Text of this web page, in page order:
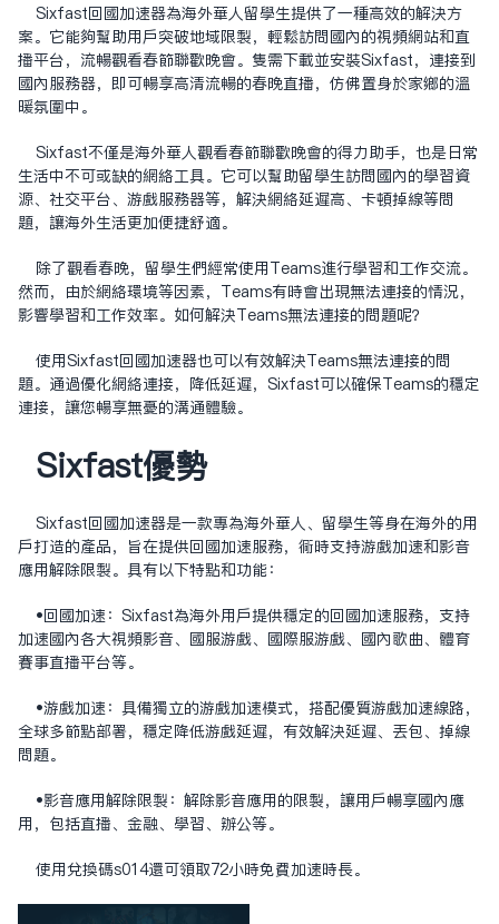
Sixfast回国加速器为海外华人留学生提供了一种高效的解决方
案。它能够帮助用户突破地域限制，轻松访问国内的视频网站和直
播平台，流畅观看春节联欢晚会。只需下载并安装Sixfast，连接到
国内服务器，即可畅享高清流畅的春晚直播，仿佛置身于家乡的温
暖氛围中。
Sixfast不仅是海外华人观看春节联欢晚会的得力助手，也是日常
生活中不可或缺的网络工具。它可以帮助留学生访问国内的学习资
源、社交平台、游戏服务器等，解决网络延迟高、卡顿掉线等问
题，让海外生活更加便捷舒适。
除了观看春晚，留学生们经常使用Teams进行学习和工作交流。
然而，由于网络环境等因素，Teams有时会出现无法连接的情况，
影响学习和工作效率。如何解决Teams无法连接的问题呢？
使用Sixfast回国加速器也可以有效解决Teams无法连接的问
题。通过优化网络连接，降低延迟，Sixfast可以确保Teams的稳定
连接，让您畅享无忧的沟通体验。
Sixfast优势
‌Sixfast回国加速器‌是一款专为海外华人、留学生等身在海外的用
户打造的产品，旨在提供回国加速服务，同时支持游戏加速和影音
应用解除限制。具有以下特点和功能：
•‌回国加速‌：Sixfast为海外用户提供稳定的回国加速服务，支持
加速国内各大视频影音、国服游戏、国际服游戏、国内歌曲、体育
赛事直播平台等。
•‌游戏加速‌：具备独立的游戏加速模式，搭配优质游戏加速线路，
全球多节点部署，稳定降低游戏延迟，有效解决延迟、丢包、掉线
问题。
•‌影音应用解除限制‌：解除影音应用的限制，让用户畅享国内应
用，包括直播、金融、学习、办公等。
使用兑换码s014还可领取72小时免费加速时长。